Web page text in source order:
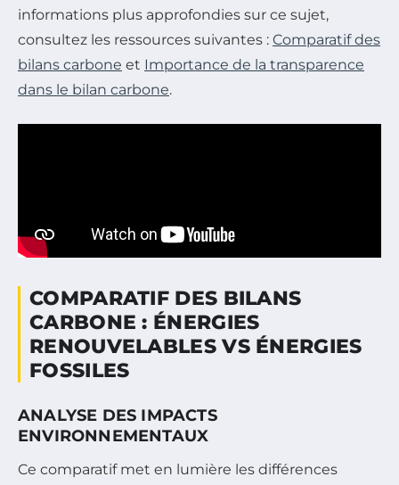
informations plus approfondies sur ce sujet,
consultez les ressources suivantes : Comparatif des
bilans carbone et Importance de la transparence
dans le bilan carbone.
COMPARATIF DES BILANS
CARBONE : ÉNERGIES
RENOUVELABLES VS ÉNERGIES
FOSSILES
ANALYSE DES IMPACTS
ENVIRONNEMENTAUX
Ce comparatif met en lumière les différences